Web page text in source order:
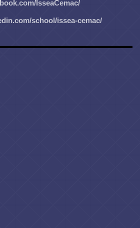
IsseaCemac/
school/issea-cemac/